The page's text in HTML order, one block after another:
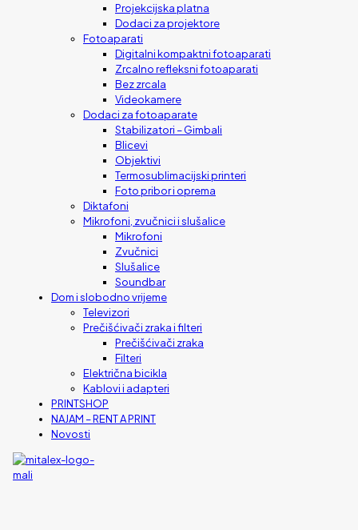
Projekcijska platna
Dodaci za projektore
Fotoaparati
Digitalni kompaktni fotoaparati
Zrcalno refleksni fotoaparati
Bez zrcala
Videokamere
Dodaci za fotoaparate
Stabilizatori – Gimbali
Blicevi
Objektivi
Termosublimacijski printeri
Foto pribor i oprema
Diktafoni
Mikrofoni, zvučnici i slušalice
Mikrofoni
Zvučnici
Slušalice
Soundbar
Dom i slobodno vrijeme
Televizori
Prečišćivači zraka i filteri
Prečišćivači zraka
Filteri
Električna bicikla
Kablovi i adapteri
PRINTSHOP
NAJAM – RENT A PRINT
Novosti